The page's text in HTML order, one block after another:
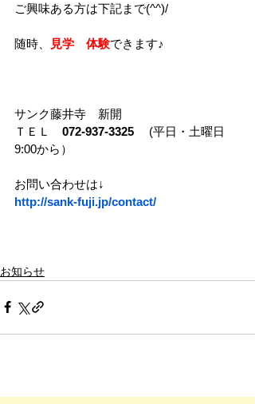
ご興味ある方は下記まで(^^)/
随時、 見学　体験できます♪
サンク藤井寺　新開
ＴＥＬ 072-937-3325 (平日・土曜日
9:00から）
お問い合わせは↓
http://sank-fuji.jp/contact/
お知らせ